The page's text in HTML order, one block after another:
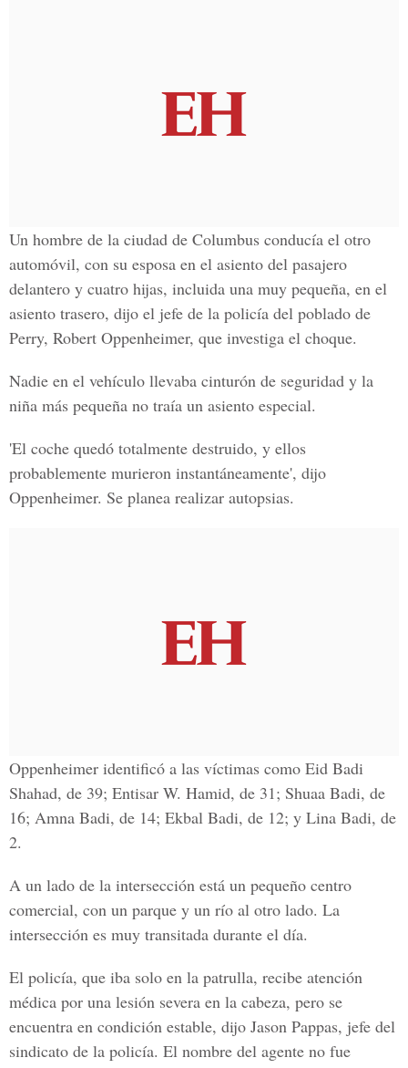
Un hombre de la ciudad de Columbus conducía el otro
automóvil, con su esposa en el asiento del pasajero
delantero y cuatro hijas, incluida una muy pequeña, en el
asiento trasero, dijo el jefe de la policía del poblado de
Perry, Robert Oppenheimer, que investiga el choque.
Nadie en el vehículo llevaba cinturón de seguridad y la
niña más pequeña no traía un asiento especial.
'El coche quedó totalmente destruido, y ellos
probablemente murieron instantáneamente', dijo
Oppenheimer. Se planea realizar autopsias.
Oppenheimer identificó a las víctimas como Eid Badi
Shahad, de 39; Entisar W. Hamid, de 31; Shuaa Badi, de
16; Amna Badi, de 14; Ekbal Badi, de 12; y Lina Badi, de
2.
A un lado de la intersección está un pequeño centro
comercial, con un parque y un río al otro lado. La
intersección es muy transitada durante el día.
El policía, que iba solo en la patrulla, recibe atención
médica por una lesión severa en la cabeza, pero se
encuentra en condición estable, dijo Jason Pappas, jefe del
sindicato de la policía. El nombre del agente no fue